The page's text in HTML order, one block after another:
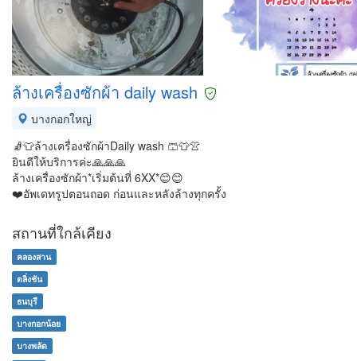
ล้างเครื่องซักผ้า daily wash
บางกอกใหญ่
🧦👕ล้างเครื่องซักผ้าDaily wash 🩳👕👚
ยินดีให้บริการค่ะ🙏🙏🙏
ล้างเครื่องซักผ้า*เริ่มต้นที่ 6XX*😊😊
❤️อัพเดทรูปตอนถอด ก่อนและหลังล้างทุกครั้ง
สถานที่ใกล้เคียง
คลองสาน
ตลิ่งชัน
ธนบุรี
บางกอกน้อย
บางพลัด